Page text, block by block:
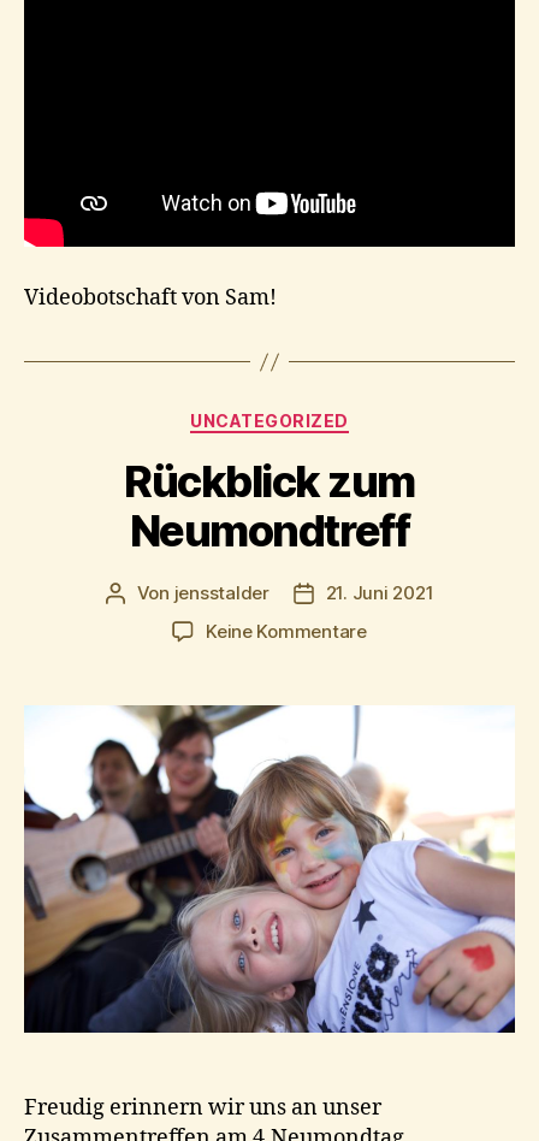
Videobotschaft von Sam!
Kategorien
UNCATEGORIZED
Rückblick zum
Neumondtreff
Beitragsautor
Von jensstalder Beitragsdatum
21. Juni 2021
Keine Kommentarezu
Neumondtreff
Freudig erinnern wir uns an unser